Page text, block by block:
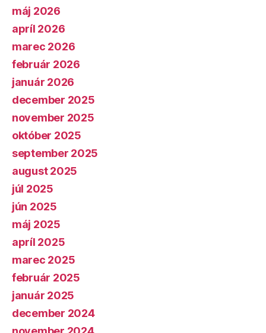
máj 2026
apríl 2026
marec 2026
február 2026
január 2026
december 2025
november 2025
október 2025
september 2025
august 2025
júl 2025
jún 2025
máj 2025
apríl 2025
marec 2025
február 2025
január 2025
december 2024